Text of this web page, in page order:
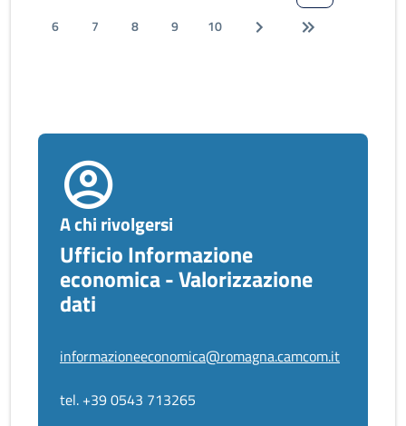
6
7 8 9 10
A chi rivolgersi
Ufficio Informazione
economica - Valorizzazione
dati
informazioneeconomica@romagna.camcom.it
tel. +39 0543 713265